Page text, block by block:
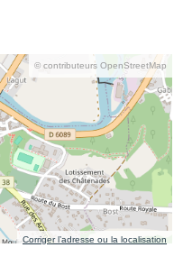
© contributeurs OpenStreetMap
Corriger l’adresse ou la localisation